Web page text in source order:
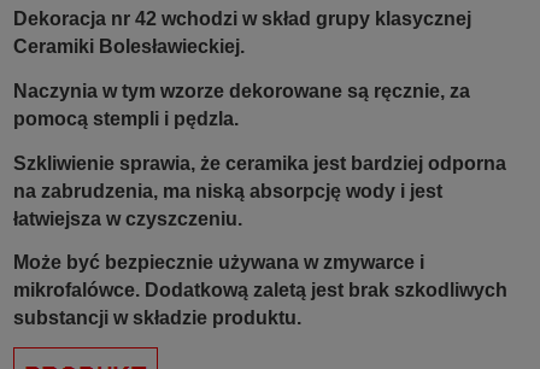
Dekoracja nr 42 wchodzi w skład grupy klasycznej
Ceramiki Bolesławieckiej.
Naczynia w tym wzorze dekorowane są ręcznie, za
pomocą stempli i pędzla.
Szkliwienie sprawia, że ceramika jest bardziej odporna
na zabrudzenia, ma niską absorpcję wody i jest
łatwiejsza w czyszczeniu.
Może być bezpiecznie używana w zmywarce i
mikrofalówce. Dodatkową zaletą jest brak szkodliwych
substancji w składzie produktu.